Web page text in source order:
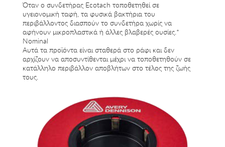
Όταν ο συνδετήρας Ecotach τοποθετηθεί σε
υγειονομική ταφή, τα φυσικά βακτήρια του
περιβάλλοντος διασπούν το συνδετήρα χωρίς να
αφήνουν μικροπλαστικά ή άλλες βλαβερές ουσίες.*
Nominal
Αυτά τα προϊόντα είναι σταθερά στo ράφι και δεν
αρχίζουν να αποσυντίθενται μέχρι να τοποθετηθούν σε
κατάλληλο περιβάλλον αποβλήτων στο τέλος της ζωής
τους.